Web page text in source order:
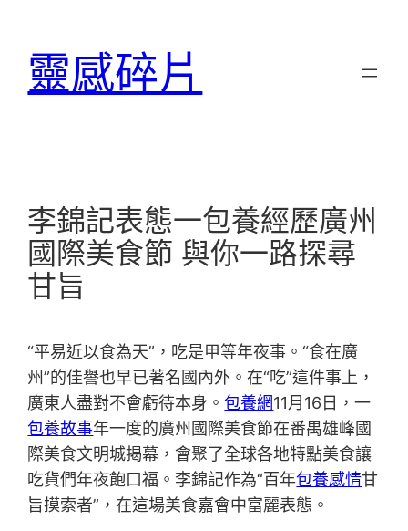
靈感碎片
李錦記表態一包養經歷廣州
國際美食節 與你一路探尋
甘旨
“平易近以食為天”，吃是甲等年夜事。“食在廣
州”的佳譽也早已著名國內外。在“吃”這件事上，
廣東人盡對不會虧待本身。包養網11月16日，一
包養故事年一度的廣州國際美食節在番禺雄峰國
際美食文明城揭幕，會聚了全球各地特點美食讓
吃貨們年夜飽口福。李錦記作為“百年包養感情甘
旨摸索者”，在這場美食嘉會中富麗表態。